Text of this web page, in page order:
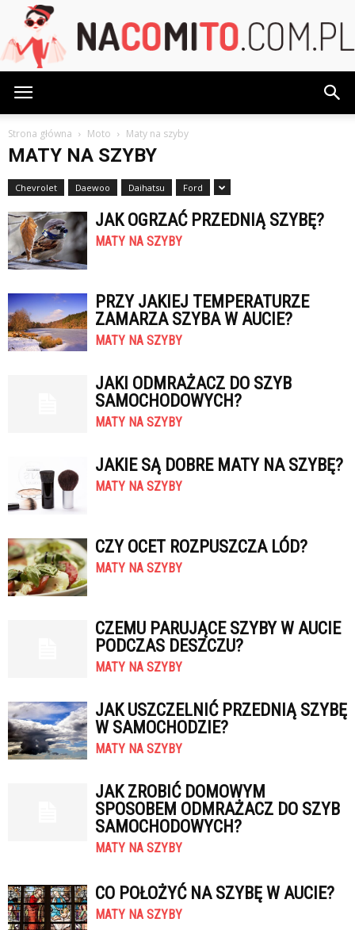
Strona główna Moto Maty na szyby
MATY NA SZYBY
Chevrolet Daewoo Daihatsu Ford
JAK OGRZAĆ PRZEDNIĄ SZYBĘ?
MATY NA SZYBY
PRZY JAKIEJ TEMPERATURZE
ZAMARZA SZYBA W AUCIE?
MATY NA SZYBY
JAKI ODMRAŻACZ DO SZYB
SAMOCHODOWYCH?
MATY NA SZYBY
JAKIE SĄ DOBRE MATY NA SZYBĘ?
MATY NA SZYBY
CZY OCET ROZPUSZCZA LÓD?
MATY NA SZYBY
CZEMU PARUJĄCE SZYBY W AUCIE
PODCZAS DESZCZU?
MATY NA SZYBY
JAK USZCZELNIĆ PRZEDNIĄ SZYBĘ
W SAMOCHODZIE?
MATY NA SZYBY
JAK ZROBIĆ DOMOWYM
SPOSOBEM ODMRAŻACZ DO SZYB
SAMOCHODOWYCH?
MATY NA SZYBY
CO POŁOŻYĆ NA SZYBĘ W AUCIE?
MATY NA SZYBY